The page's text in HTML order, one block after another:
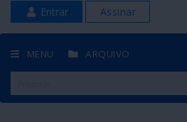
Entrar Assinar
MENU ARQUIVO